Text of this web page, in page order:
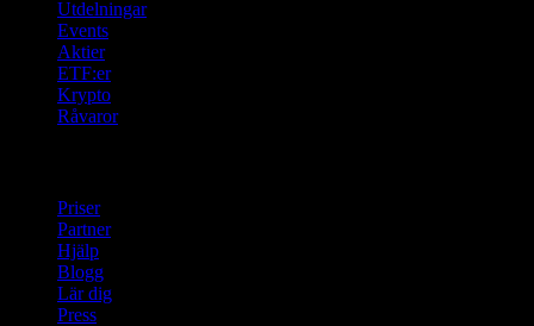
Utdelningar
Events
Aktier
ETF:er
Krypto
Råvaror
Priser
Partner
Hjälp
Blogg
Lär dig
Press